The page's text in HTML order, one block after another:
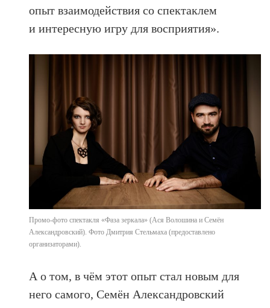
опыт взаимодействия со спектаклем
и интересную игру для восприятия».
Промо-фото спектакля «Фаза зеркала» (Ася Волошина и Семён
Александровский). Фото Дмитрия Стельмаха (предоставлено
организаторами).
А о том, в чём этот опыт стал новым для
него самого, Семён Александровский